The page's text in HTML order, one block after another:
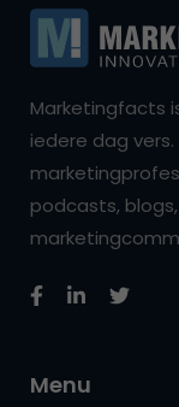
Marketingfacts
iedere dag
podcasts,
Menu